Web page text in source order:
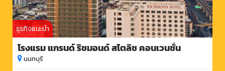
ธุรกิจแนะนำ
โรงแรม แกรนด์ ริชมอนด์ สไตลิช คอนเวนชั่น
นนทบุรี